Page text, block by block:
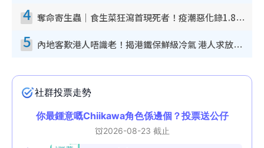
4 奪命寄生蟲｜食生菜狂瀉首現死者！疫潮惡化錄1.8萬宗病例 揭洗菜3大謬誤
5 內地客歎港人唔識老！揭港鐵保鮮級冷氣 港人求放過：咪投訴